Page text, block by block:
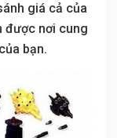
giá cả của
được nơi cung
bạn.